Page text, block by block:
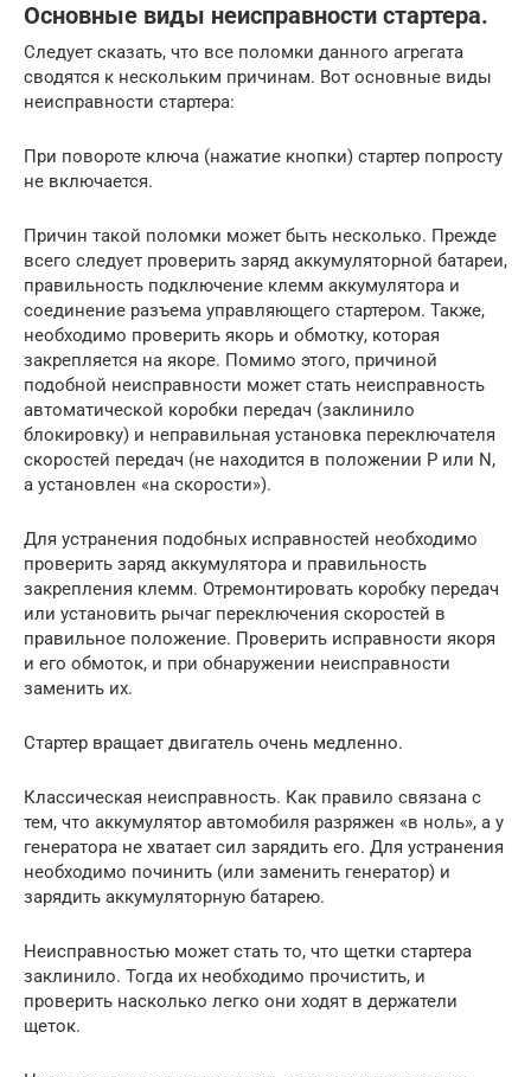
Основные виды неисправности стартера.
Следует сказать, что все поломки данного агрегата
сводятся к нескольким причинам. Вот основные виды
неисправности стартера:
При повороте ключа (нажатие кнопки) стартер попросту
не включается.
Причин такой поломки может быть несколько. Прежде
всего следует проверить заряд аккумуляторной батареи,
правильность подключение клемм аккумулятора и
соединение разъема управляющего стартером. Также,
необходимо проверить якорь и обмотку, которая
закрепляется на якоре. Помимо этого, причиной
подобной неисправности может стать неисправность
автоматической коробки передач (заклинило
блокировку) и неправильная установка переключателя
скоростей передач (не находится в положении P или N,
а установлен «на скорости»).
Для устранения подобных исправностей необходимо
проверить заряд аккумулятора и правильность
закрепления клемм. Отремонтировать коробку передач
или установить рычаг переключения скоростей в
правильное положение. Проверить исправности якоря
и его обмоток, и при обнаружении неисправности
заменить их.
Стартер вращает двигатель очень медленно.
Классическая неисправность. Как правило связана с
тем, что аккумулятор автомобиля разряжен «в ноль», а у
генератора не хватает сил зарядить его. Для устранения
необходимо починить (или заменить генератор) и
зарядить аккумуляторную батарею.
Неисправностью может стать то, что щетки стартера
заклинило. Тогда их необходимо прочистить, и
проверить насколько легко они ходят в держатели
щеток.